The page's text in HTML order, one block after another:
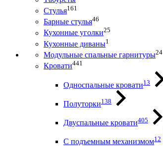
Стулья161
Барные стулья46
Кухонные уголки25
Кухонные диваны1
Модульные спальные гарнитуры24
Кровати441
Односпальные кровати13
Полуторки138
Двуспальные кровати405
С подъемным механизмом12